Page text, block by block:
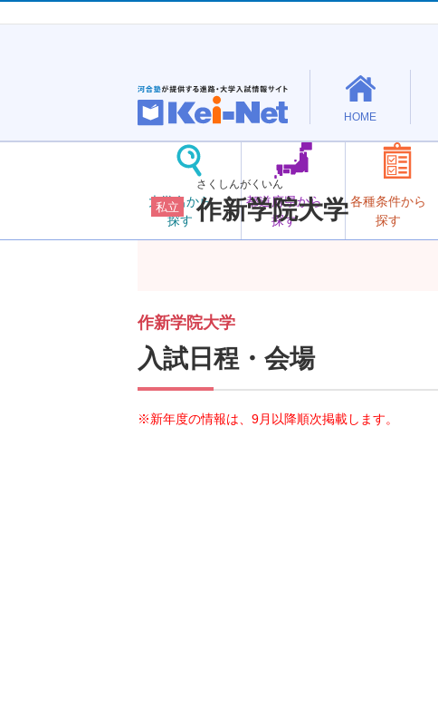
HOME
大学名から
探す
都道府県から
探す
各種条件から
探す
私立
さくしんがくいん
作新学院大学
作新学院大学
入試日程・会場
※新年度の情報は、9月以降順次掲載します。